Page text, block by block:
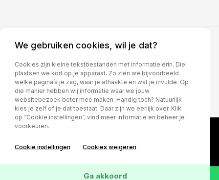
zwarte glans (piano)lak interieur afwerking
BOVAG voorwaarden
We gebruiken cookies, wil je dat?
Cookies zijn kleine tekstbestanden met informatie erin. Die
plaatsen we kort op je apparaat. Zo zien we bijvoorbeeld
welke pagina’s je zag, waar je afhaakte en wat je invulde. Op
die manier hebben wij informatie waar we jouw
websitebezoek beter mee maken. Handig toch? Natuurlijk
kies je zelf of je dat toestaat. Daar zijn we eerlijk over. Klik
op “Cookie instellingen”, vind meer informatie en beheer je
voorkeuren.
Cookie instellingen Cookies weigeren
Ga akkoord